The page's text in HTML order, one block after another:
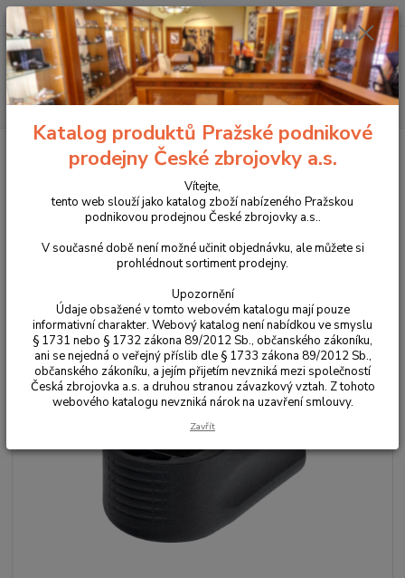
Menu
Hledat
+420 225 375 800
Příslušenství, doplňky a náhradní díly
Dno zásobníku +2 pro CZ
Shadow 2 / CZ 75 SP-01 Shadow
Dno zásobníku +2 pro CZ Shadow
2 / CZ 75 SP-01 Shadow
Katalog produktů Pražské podnikové
prodejny České zbrojovky a.s.
Vítejte,
tento web slouží jako katalog zboží nabízeného Pražskou
podnikovou prodejnou České zbrojovky a.s..
V současné době není možné učinit objednávku, ale můžete si
prohlédnout sortiment prodejny.
Upozornění
Údaje obsažené v tomto webovém katalogu mají pouze
informativní charakter. Webový katalog není nabídkou ve smyslu
§ 1731 nebo § 1732 zákona 89/2012 Sb., občanského zákoníku,
ani se nejedná o veřejný příslib dle § 1733 zákona 89/2012 Sb.,
občanského zákoníku, a jejím přijetím nevzniká mezi společností
Česká zbrojovka a.s. a druhou stranou závazkový vztah. Z tohoto
webového katalogu nevzniká nárok na uzavření smlouvy.
Zavřít